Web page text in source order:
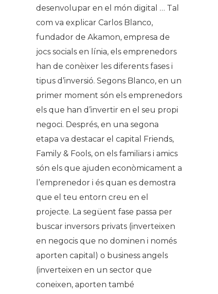
desenvolupar en el món digital … Tal
com va explicar Carlos Blanco,
fundador de Akamon, empresa de
jocs socials en línia, els emprenedors
han de conèixer les diferents fases i
tipus d’inversió. Segons Blanco, en un
primer moment són els emprenedors
els que han d’invertir en el seu propi
negoci. Després, en una segona
etapa va destacar el capital Friends,
Family & Fools, on els familiars i amics
són els que ajuden econòmicament a
l’emprenedor i és quan es demostra
que el teu entorn creu en el
projecte. La següent fase passa per
buscar inversors privats (inverteixen
en negocis que no dominen i només
aporten capital) o business angels
(inverteixen en un sector que
coneixen, aporten també